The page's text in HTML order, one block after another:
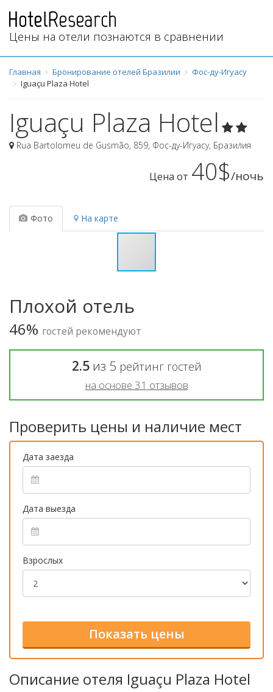
Цены на отели познаются в сравнении
Главная Бронирование отелей Бразилии
Фос-ду-Игуасу
Iguaçu Plaza Hotel
Iguaçu Plaza Hotel
Rua Bartolomeu de Gusmão, 859, Фос-ду-Игуасу, Бразилия
Цена от 40$/ночь
Фото На карте
Плохой отель
46% гостей рекомендуют
2.5из 5 рейтинг гостей
на основе 31 отзывов
Проверить цены и наличие мест
Дата заезда
Дата выезда
Взрослых
Описание отеля Iguaçu Plaza Hotel